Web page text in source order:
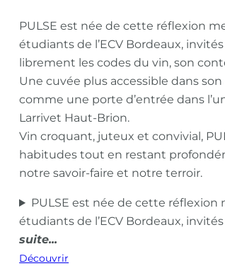
PULSE est née de cette réflexion
étudiants de l’ECV Bordeaux,
librement les codes du vin, son
Une cuvée plus accessible dans
comme une porte d’entrée dans
Larrivet Haut-Brion.
Vin croquant, juteux et convivial,
habitudes tout en restant
notre savoir-faire et notre terroir.
PULSE est née de cette réflexion
étudiants de l’ECV Bordeaux,
Découvrir